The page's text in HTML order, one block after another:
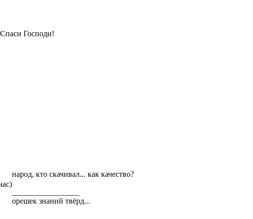
Спаси Господи!
народ, кто скачивал... как качество?
орешек знаний твёрд...